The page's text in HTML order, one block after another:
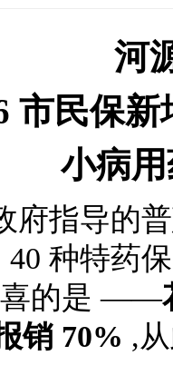
河
市民保
小病
府指导的
40 种特药
喜的是 ——
销 70% ,